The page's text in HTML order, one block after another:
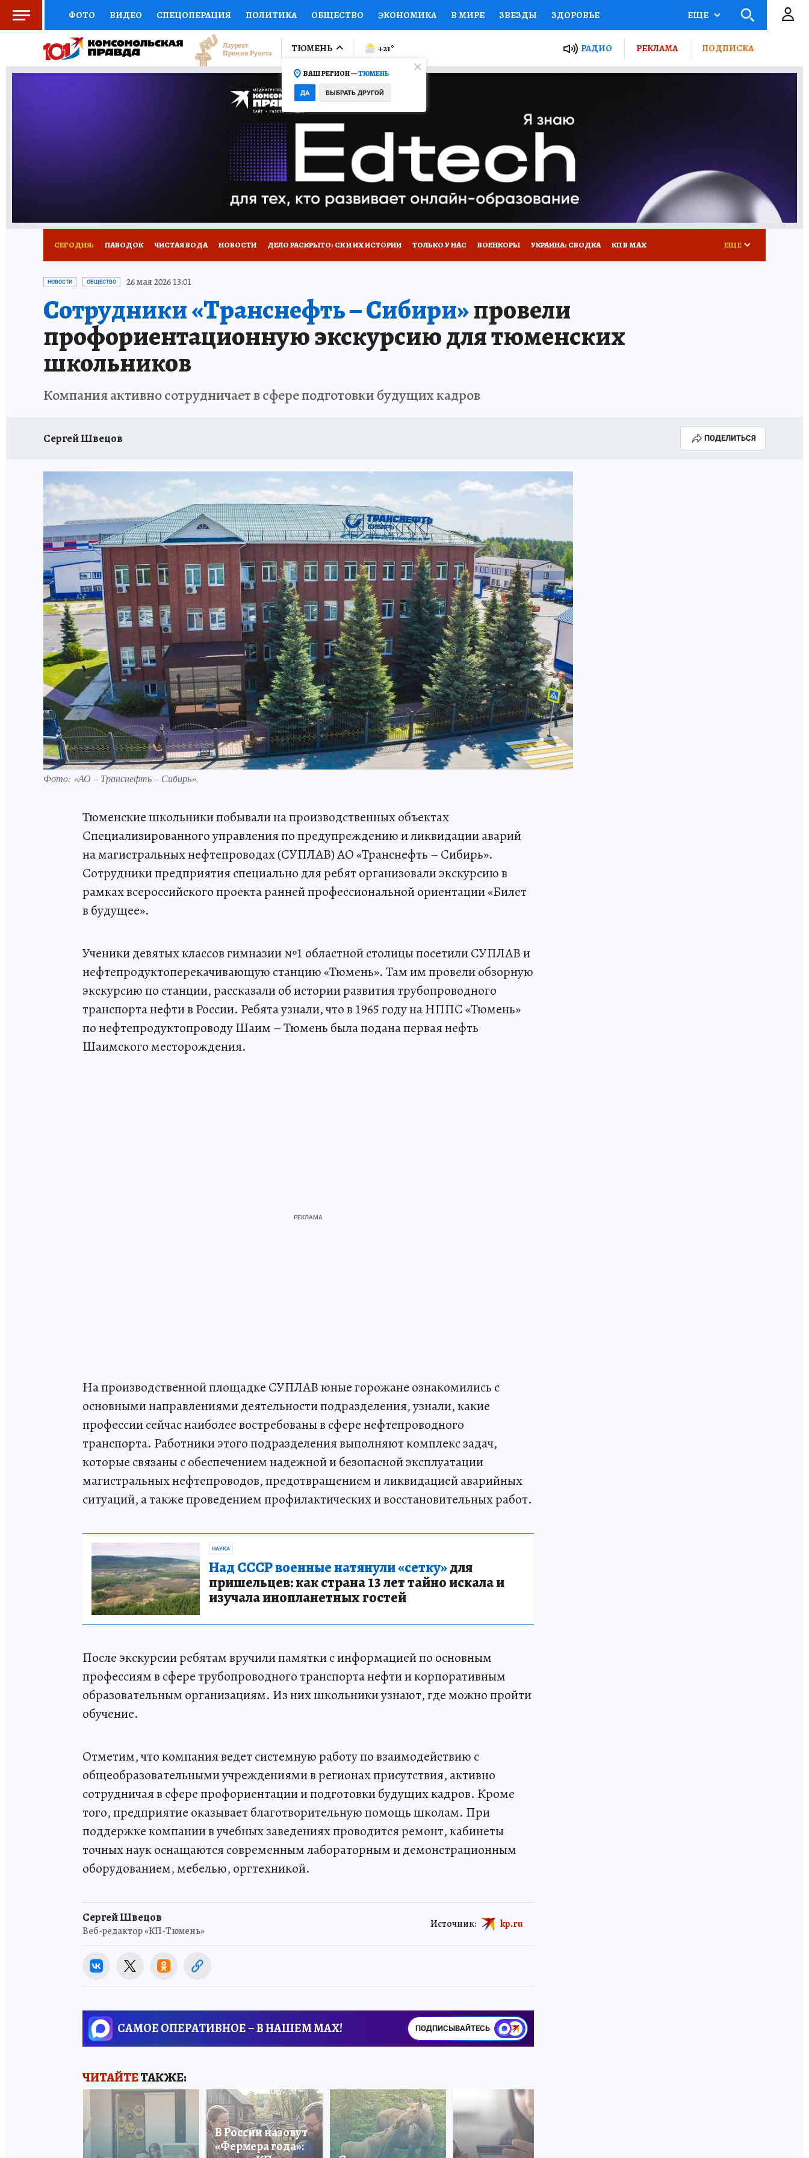
ФОТО ВИДЕО СПЕЦОПЕРАЦИЯ ПОЛИТИКА ОБЩЕСТВО ЭКОНОМИКА В МИРЕ ЗВЕЗДЫ ЗДОРОВЬЕ
СОЦПОДДЕРЖКА НАУКА СПОРТ КОЛУМНИСТЫ ПРОИСШЕСТВИЯ НАЦИОНАЛЬНЫЕ ПРОЕКТЫ РОССИИ
ВЫБОР ЭКСПЕРТОВ ДОКТОР ФИНАНСЫ ОТКРЫВАЕМ МИР Я ЗНАЮ СЕМЬЯ ЖЕНСКИЕ СЕКРЕТЫ ПУТЕВОДИТЕЛЬ
ПРОГНОЗЫ НА СПОРТ ПРОМОКОДЫ СЕРИАЛЫ
ТЕЛЕВИЗОР КОЛЛЕКЦИИ КОНКУРСЫ ГИД ПОТРЕБИТЕЛЯ
НОВОЕ НА САЙТЕ
ЕЩЕ
ТЮМЕНЬ
ВАШ РЕГИОН —ТЮМЕНЬ
ДА ВЫБРАТЬ ДРУГОЙ
+21° РАДИО РЕКЛАМА ПОДПИСКА
СЕГОДНЯ: ПАВОДОК ЧИСТАЯ ВОДА НОВОСТИ ДЕЛО РАСКРЫТО: СК И ИХ ИСТОРИИ ТОЛЬКО У НАС ВОЕНКОРЫ УКРАИНА: СВОДКА КП В МАХ
ОТДЫХ В РОССИИ ЗАПОВЕДНАЯ РОССИЯ
ЕЩЕ
НОВОСТИ ОБЩЕСТВО 26 мая 2026 13:01
Сотрудники «Транснефть – Сибири»провели
профориентационную экскурсию для тюменских
школьников
Компания активно сотрудничает в сфере подготовки будущих кадров
Сергей Швецов ПОДЕЛИТЬСЯ
Фото: «АО – Транснефть – Сибирь».
Тюменские школьники побывали на производственных объектах
Специализированного управления по предупреждению и ликвидации аварий
на магистральных нефтепроводах (СУПЛАВ) АО «Транснефть – Сибирь».
Сотрудники предприятия специально для ребят организовали экскурсию в
рамках всероссийского проекта ранней профессиональной ориентации «Билет
в будущее».
Ученики девятых классов гимназии №1 областной столицы посетили СУПЛАВ и
нефтепродуктоперекачивающую станцию «Тюмень». Там им провели обзорную
экскурсию по станции, рассказали об истории развития трубопроводного
транспорта нефти в России. Ребята узнали, что в 1965 году на НППС «Тюмень»
по нефтепродуктопроводу Шаим – Тюмень была подана первая нефть
Шаимского месторождения.
На производственной площадке СУПЛАВ юные горожане ознакомились с
основными направлениями деятельности подразделения, узнали, какие
профессии сейчас наиболее востребованы в сфере нефтепроводного
транспорта. Работники этого подразделения выполняют комплекс задач,
которые связаны с обеспечением надежной и безопасной эксплуатации
магистральных нефтепроводов, предотвращением и ликвидацией аварийных
ситуаций, а также проведением профилактических и восстановительных работ.
НАУКА
Над СССР военные натянули «сетку»для
пришельцев: как страна 13 лет тайно искала и
изучала инопланетных гостей
После экскурсии ребятам вручили памятки с информацией по основным
профессиям в сфере трубопроводного транспорта нефти и корпоративным
образовательным организациям. Из них школьники узнают, где можно пройти
обучение.
Отметим, что компания ведет системную работу по взаимодействию с
общеобразовательными учреждениями в регионах присутствия, активно
сотрудничая в сфере профориентации и подготовки будущих кадров. Кроме
того, предприятие оказывает благотворительную помощь школам. При
поддержке компании в учебных заведениях проводится ремонт, кабинеты
точных наук оснащаются современным лабораторным и демонстрационным
оборудованием, мебелью, оргтехникой.
Сергей Швецов
Веб-редактор «КП-Тюмень»
Источник: kp.ru
САМОЕ ОПЕРАТИВНОЕ – В НАШЕМ MAX! ПОДПИСЫВАЙТЕСЬ
ЧИТАЙТЕТАКЖЕ:
В России назовут
«Фермера года»: